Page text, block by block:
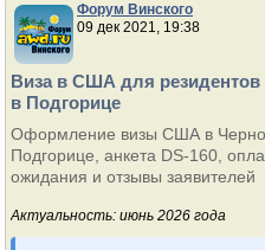
Форум Винского
09 дек 2021, 19:38
Виза в США для резидентов
в Подгорице
Оформление визы США в
Подгорице, анкета DS-160,
ожидания и отзывы заявителей
Актуальность: июнь 2026 года